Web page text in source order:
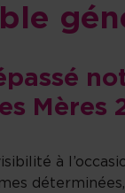
Mères
à